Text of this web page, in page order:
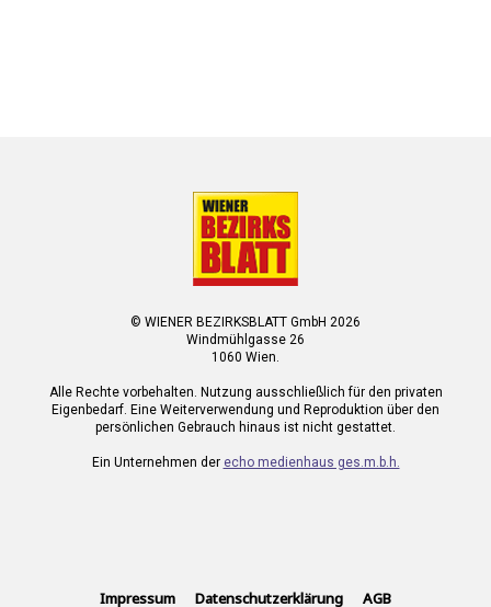
© WIENER BEZIRKSBLATT GmbH 2026
Windmühlgasse 26
1060 Wien.
Alle Rechte vorbehalten. Nutzung ausschließlich für den privaten
Eigenbedarf. Eine Weiterverwendung und Reproduktion über den
persönlichen Gebrauch hinaus ist nicht gestattet.
Ein Unternehmen der echo medienhaus ges.m.b.h.
Impressum Datenschutzerklärung AGB